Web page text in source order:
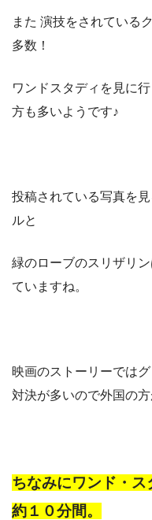
また 演技をされている
多数！
ワンドスタディを見に
方も多いようです♪
投稿されている写真を
ルと
緑のローブのスリザリ
ていますね。
映画のストーリーでは
対決が多いので外国の
ちなみにワンド・
約１０分間。